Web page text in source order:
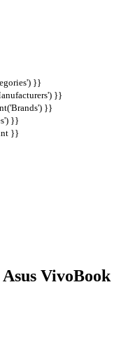
}}
}}
}}
}}
}}
Asus VivoBook